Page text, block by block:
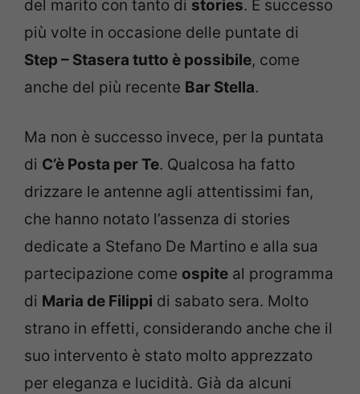
del marito con tanto di stories. É successo
più volte in occasione delle puntate di
Step – Stasera tutto è possibile, come
anche del più recente Bar Stella.
Ma non è successo invece, per la puntata
di C’è Posta per Te. Qualcosa ha fatto
drizzare le antenne agli attentissimi fan,
che hanno notato l’assenza di stories
dedicate a Stefano De Martino e alla sua
partecipazione come ospite al programma
di Maria de Filippi di sabato sera. Molto
strano in effetti, considerando anche che il
suo intervento è stato molto apprezzato
per eleganza e lucidità. Già da alcuni